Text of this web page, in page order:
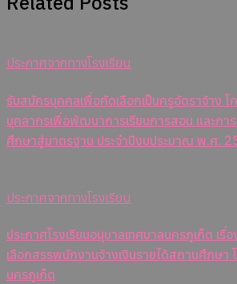
ประกาศจากทางโรงเรียน
รับสมัครบุคคลเพื่อคัดเลือกเป็นครูอัตราจ้าง โ
บุคลากรเพื่อพัฒนาการเรียนการสอน และกา
ศึกษาสู่มาตรฐาน ประจำปีงบประมาณ พ.ศ.
ประกาศจากทางโรงเรียน
ประกาศโรงเรียนอนุบาลเทศบาลนครภูเก็ต เรื่
เลือกสรรพนักงานจ้างเงินรายได้สถานศึกษา
นครภูเก็ต